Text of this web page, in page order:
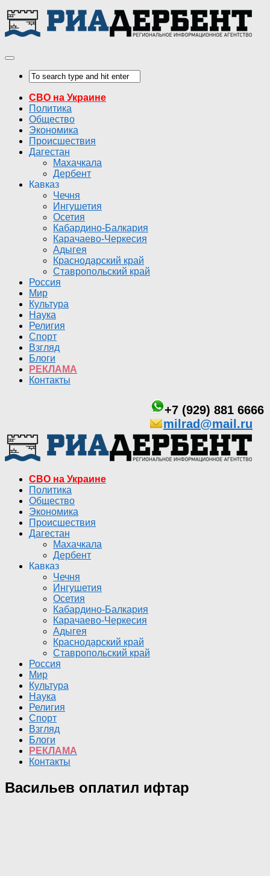
СВО на Украине
Политика
Общество
Экономика
Происшествия
Дагестан
Махачкала
Дербент
Кавказ
Чечня
Ингушетия
Осетия
Кабардино-Балкария
Карачаево-Черкесия
Адыгея
Краснодарский край
Ставропольский край
Россия
Мир
Культура
Наука
Религия
Спорт
Взгляд
Блоги
РЕКЛАМА
Контакты
+7 (929) 881 6666
milrad@mail.ru
СВО на Украине
Политика
Общество
Экономика
Происшествия
Дагестан
Махачкала
Дербент
Кавказ
Чечня
Ингушетия
Осетия
Кабардино-Балкария
Карачаево-Черкесия
Адыгея
Краснодарский край
Ставропольский край
Россия
Мир
Культура
Наука
Религия
Спорт
Взгляд
Блоги
РЕКЛАМА
Контакты
Васильев оплатил ифтар